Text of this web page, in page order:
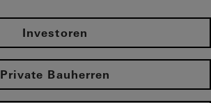
Investoren
Private Bauherren